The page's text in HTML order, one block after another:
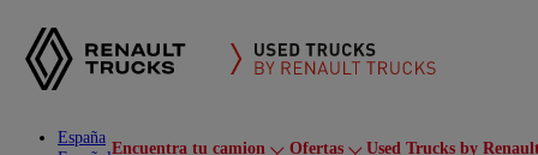
España
Encuentra tu camion Ofertas Used Trucks by